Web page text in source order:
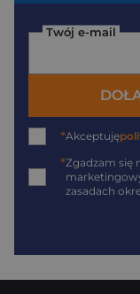
Twój e-mail
*Akceptuję
*Zgadzam się
zasadach